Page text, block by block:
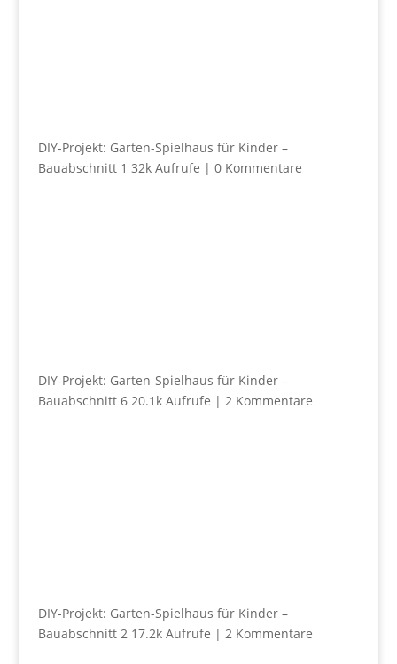
DIY-Projekt: Garten-Spielhaus für Kinder –
Bauabschnitt 1 32k Aufrufe | 0 Kommentare
DIY-Projekt: Garten-Spielhaus für Kinder –
Bauabschnitt 6 20.1k Aufrufe | 2 Kommentare
DIY-Projekt: Garten-Spielhaus für Kinder –
Bauabschnitt 2 17.2k Aufrufe | 2 Kommentare